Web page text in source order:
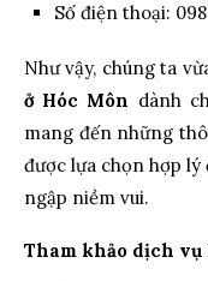
Số điện thoại:
Như vậy, chúng ta
ở Hóc Môn dành
mang đến những
được lựa chọn hợp
ngập niềm vui.
Tham khảo dịch vụ